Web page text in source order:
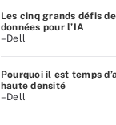
Les cinq grands défis
données pour l’IA
–Dell
Pourquoi il est temps
haute densité
–Dell